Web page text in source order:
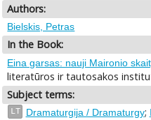
Authors:
Bielskis, Petras
In the Book:
Eina garsas: nauji Maironio
literatūros ir tautosakos
Subject terms:
LT Dramaturgija / Dramaturgy;